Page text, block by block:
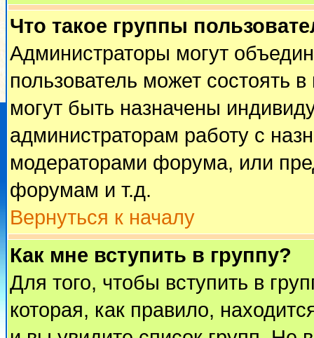
Что такое группы
Администраторы могут
пользователь может состоять
могут быть назначены
администраторам работу с
модераторами форума, или
форумам и т.д.
Вернуться к началу
Как мне вступить в группу?
Для того, чтобы вступить в
которая, как правило,